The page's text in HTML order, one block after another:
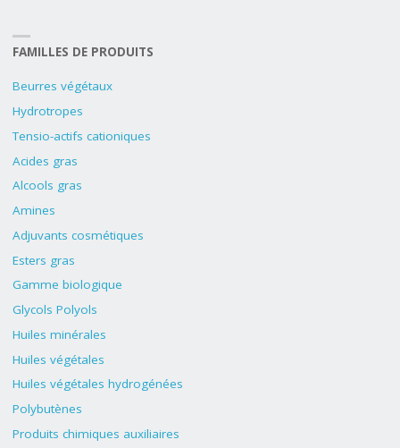
FAMILLES DE PRODUITS
Beurres végétaux
Hydrotropes
Tensio-actifs cationiques
Acides gras
Alcools gras
Amines
Adjuvants cosmétiques
Esters gras
Gamme biologique
Glycols Polyols
Huiles minérales
Huiles végétales
Huiles végétales hydrogénées
Polybutènes
Produits chimiques auxiliaires